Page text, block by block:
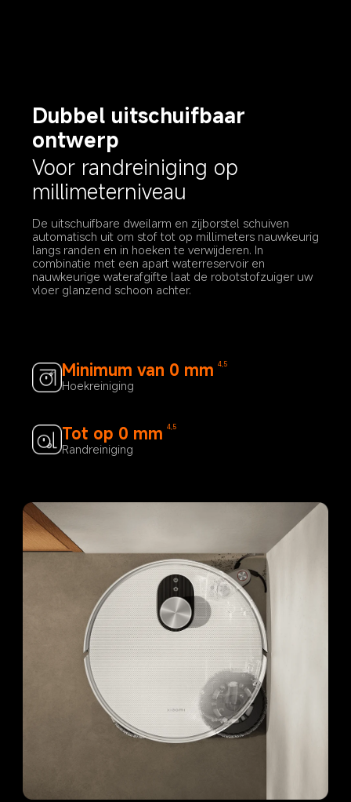
Dubbel uitschuifbaar
ontwerp
Voor randreiniging op
millimeterniveau
De uitschuifbare dweilarm en zijborstel schuiven
automatisch uit om stof tot op millimeters nauwkeurig
langs randen en in hoeken te verwijderen. In
combinatie met een apart waterreservoir en
nauwkeurige waterafgifte laat de robotstofzuiger uw
vloer glanzend schoon achter.
Minimum van 0 mm 4,5
Hoekreiniging
Tot op 0 mm 4,5
Randreiniging